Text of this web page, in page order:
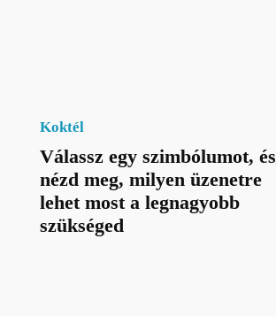
Koktél
Válassz egy szimbólumot, és
nézd meg, milyen üzenetre
lehet most a legnagyobb
szükséged